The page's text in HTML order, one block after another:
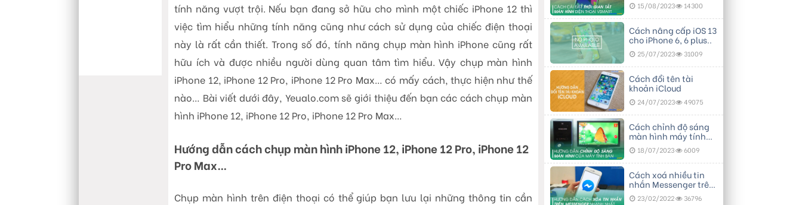
tính năng vượt trội. Nếu bạn đang sở hữu cho mình một chiếc iPhone 12 thì
việc tìm hiểu những tính năng cũng như cách sử dụng của chiếc điện thoại
này là rất cần thiết. Trong số đó, tính năng chụp màn hình iPhone cũng rất
hữu ích và được nhiều người dùng quan tâm tìm hiểu. Vậy chụp màn hình
iPhone 12, iPhone 12 Pro, iPhone 12 Pro Max… có mấy cách, thực hiện như thế
nào… Bài viết dưới đây, Yeualo.com sẽ giới thiệu đến bạn các cách chụp màn
hình iPhone 12, iPhone 12 Pro, iPhone 12 Pro Max…
Hướng dẫn cách chụp màn hình iPhone 12, iPhone 12 Pro, iPhone 12
Pro Max…
Chụp màn hình trên điện thoại có thể giúp bạn lưu lại những thông tin cần
15/08/2023 14300
Cách nâng cấp iOS 13
cho iPhone 6, 6 plus..
25/07/2023 31009
Cách đổi tên tài
khoản iCloud
24/07/2023 49075
Cách chỉnh độ sáng
màn hình máy tính
bàn18/07/2023 6009
Cách xoá nhiều tin
nhắn Messenger trên
điện thoại
23/02/2022 36796